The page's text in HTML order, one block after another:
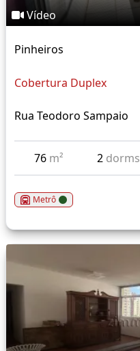
Vídeo
Pinheiros
Cobertura Duplex
Rua Teodoro Sampaio
76 m² 2 dorms
Metrô